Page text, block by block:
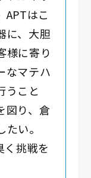
APTはこ
に、大胆
様に寄り
なマテハ
うこと
図り、倉
い。
く挑戦を